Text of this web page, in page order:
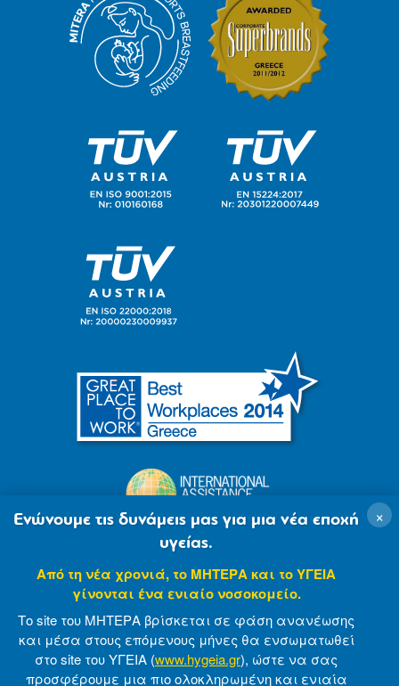
© 2007-2021 MITERA S.A Privacy Policy
×
Ενώνουμε τις δυνάμεις μας για μια νέα εποχή
υγείας.
Από τη νέα χρονιά, το ΜΗΤΕΡΑ και το ΥΓΕΙΑ
γίνονται ένα ενιαίο νοσοκομείο.
Το site του ΜΗΤΕΡΑ βρίσκεται σε φάση ανανέωσης
και μέσα στους επόμενους μήνες θα ενσωματωθεί
στο site του ΥΓΕΙΑ (www.hygeia.gr), ώστε να σας
προσφέρουμε μια πιο ολοκληρωμένη και ενιαία